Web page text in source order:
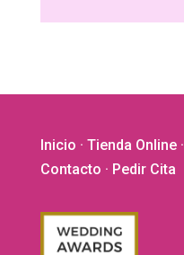
Inicio · Tienda Online·
Contacto · Pedir Cita